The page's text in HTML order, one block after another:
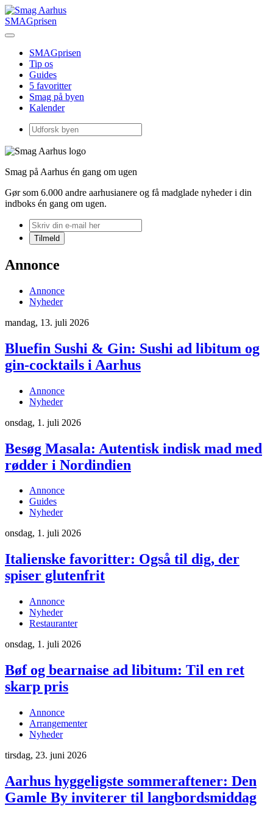
SMAGprisen
SMAGprisen
Tip os
Guides
5 favoritter
Smag på byen
Kalender
Smag på Aarhus én gang om ugen
Gør som 6.000 andre aarhusianere og få madglade nyheder i din
indboks én gang om ugen.
Annonce
Annonce
Nyheder
mandag, 13. juli 2026
Bluefin Sushi & Gin: Sushi ad libitum og
gin-cocktails i Aarhus
Annonce
Nyheder
onsdag, 1. juli 2026
Besøg Masala: Autentisk indisk mad med
rødder i Nordindien
Annonce
Guides
Nyheder
onsdag, 1. juli 2026
Italienske favoritter: Også til dig, der
spiser glutenfrit
Annonce
Nyheder
Restauranter
onsdag, 1. juli 2026
Bøf og bearnaise ad libitum: Til en ret
skarp pris
Annonce
Arrangementer
Nyheder
tirsdag, 23. juni 2026
Aarhus hyggeligste sommeraftener: Den
Gamle By inviterer til langbordsmiddag